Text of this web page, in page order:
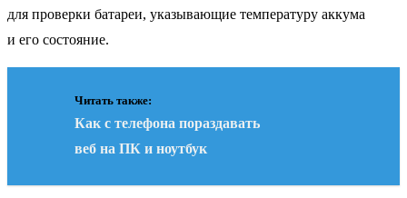
для проверки батареи, указывающие температуру аккума
и его состояние.
Читать также:
Как с телефона пораздавать
веб на ПК и ноутбук